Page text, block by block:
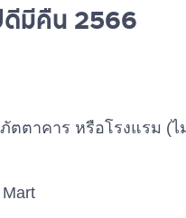
ดีมีคืน 2566
ตาคาร หรือโรงแรม (ไ